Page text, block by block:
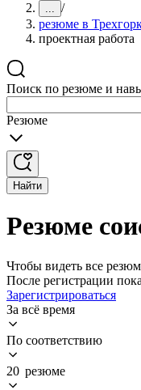
... /
резюме в
проектная работа
Поиск по резюме и
Резюме
Найти
Резюме
Чтобы видеть все
После регистрации
Зарегистрироваться
За всё время
По соответствию
20 резюме